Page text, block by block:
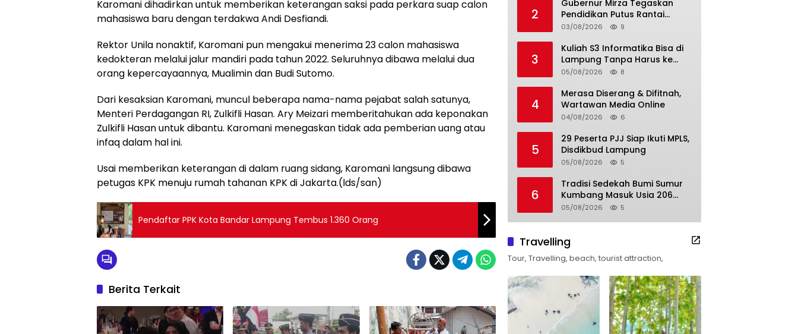
Karomani dihadirkan untuk memberikan keterangan saksi pada perkara suap calon
mahasiswa baru dengan terdakwa Andi Desfiandi.
Rektor Unila nonaktif, Karomani pun mengakui menerima 23 calon mahasiswa
kedokteran melalui jalur mandiri pada tahun 2022. Seluruhnya dibawa melalui dua
orang kepercayaannya, Mualimin dan Budi Sutomo.
Dari kesaksian Karomani, muncul beberapa nama-nama pejabat salah satunya,
Menteri Perdagangan RI, Zulkifli Hasan. Ary Meizari memberitahukan ada keponakan
Zulkifli Hasan untuk dibantu. Karomani menegaskan tidak ada pemberian uang atau
infaq dalam hal ini.
Usai memberikan keterangan di dalam ruang sidang, Karomani langsung dibawa
petugas KPK menuju rumah tahanan KPK di Jakarta.(lds/san)
Pendaftar PPK Kota Bandar Lampung Tembus 1.360 Orang
Berita Terkait
2
Gubernur Mirza Tegaskan
Pendidikan Putus Rantai
Kemiskinan
03/08/2026 9
3
Kuliah S3 Informatika Bisa di
Lampung Tanpa Harus ke
Luar Daerah
05/08/2026 8
4
Merasa Diserang & Difitnah,
Wartawan Media Online
04/08/2026 6
5
29 Peserta PJJ Siap Ikuti MPLS,
Disdikbud Lampung
05/08/2026 5
6
Tradisi Sedekah Bumi Sumur
Kumbang Masuk Usia 206
Tahun
05/08/2026 5
Travelling
Tour, Travelling, beach, tourist attraction,